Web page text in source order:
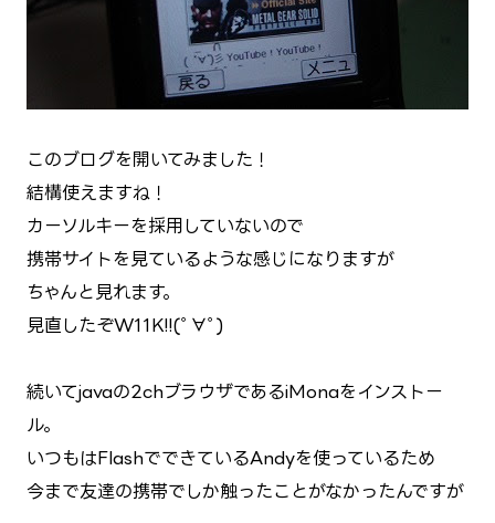
このブログを開いてみました！
結構使えますね！
カーソルキーを採用していないので
携帯サイトを見ているような感じになりますが
ちゃんと見れます。
見直したぞW11K!!(ﾟ∀ﾟ)
続いてjavaの2chブラウザであるiMonaをインストー
ル。
いつもはFlashでできているAndyを使っているため
今まで友達の携帯でしか触ったことがなかったんですが